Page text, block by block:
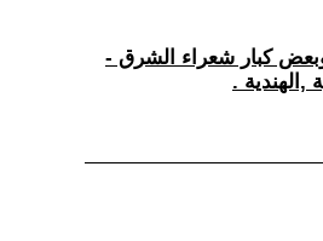
كبار شعراء الشرق -
,الهندية .